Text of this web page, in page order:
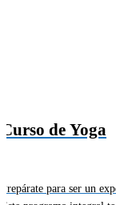
Curso de Yoga
Prepárate para ser un